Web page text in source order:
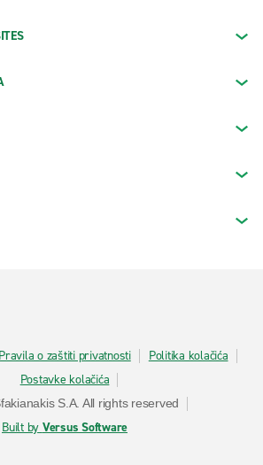
Pravila o zaštiti privatnosti
Politika kolačića
Postavke kolačića
S.A. All rights reserved
Built by Versus Software